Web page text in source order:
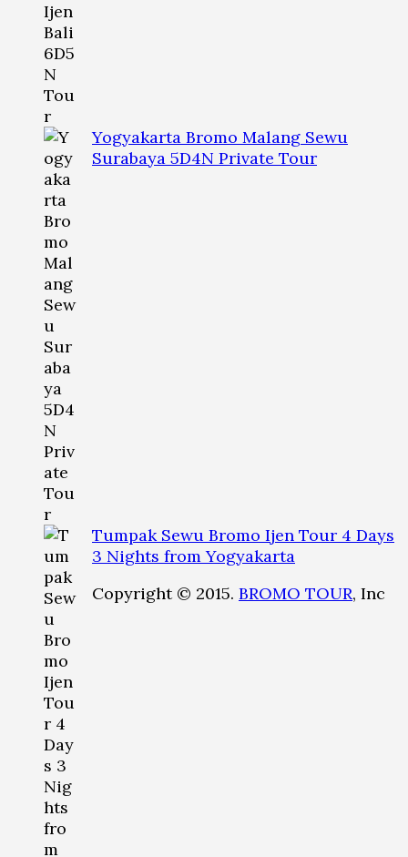
Yogyakarta Bromo Malang Sewu
Surabaya 5D4N Private Tour
Tumpak Sewu Bromo Ijen Tour 4 Days
3 Nights from Yogyakarta
Copyright © 2015. BROMO TOUR, Inc